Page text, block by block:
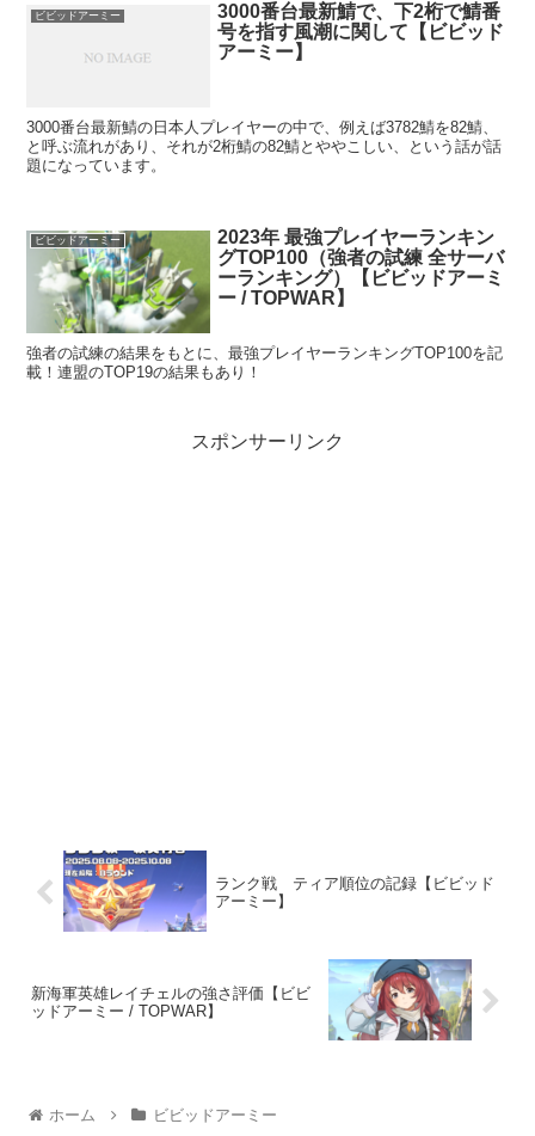
ビビッドアーミー
3000番台最新鯖で、下2桁で鯖番
号を指す風潮に関して【ビビッド
アーミー】
3000番台最新鯖の日本人プレイヤーの中で、例えば3782鯖を82鯖、
と呼ぶ流れがあり、それが2桁鯖の82鯖とややこしい、という話が話
題になっています。
ビビッドアーミー
2023年 最強プレイヤーランキン
グTOP100（強者の試練 全サーバ
ーランキング）【ビビッドアーミ
ー / TOPWAR】
強者の試練の結果をもとに、最強プレイヤーランキングTOP100を記
載！連盟のTOP19の結果もあり！
スポンサーリンク
ランク戦 ティア順位の記録【ビビッド
アーミー】
新海軍英雄レイチェルの強さ評価【ビビ
ッドアーミー / TOPWAR】
ホーム ビビッドアーミー